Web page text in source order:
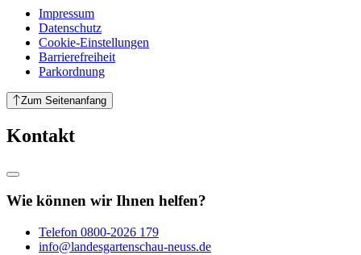
Impressum
Datenschutz
Cookie-Einstellungen
Barrierefreiheit
Parkordnung
Zum Seitenanfang
Kontakt
Wie können wir Ihnen helfen?
Telefon 0800-2026 179
info@landesgartenschau-neuss.de